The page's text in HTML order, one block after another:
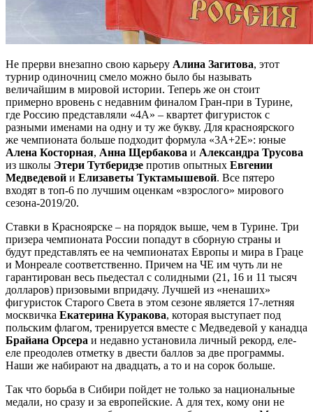
Не прерви внезапно свою карьеру Алина Загитова, этот
турнир одиночниц смело можно было бы называть
величайшим в мировой истории. Теперь же он стоит
примерно вровень с недавним финалом Гран-при в Турине,
где Россию представляли «4А» – квартет фигуристок с
разными именами на одну и ту же букву. Для красноярского
же чемпионата больше подходит формула «3А+2Е»: юные
Алена Косторная, Анна Щербакова и Александра Трусова
из школы Этери Тутберидзе против опытных Евгении
Медведевой и Елизаветы Туктамышевой. Все пятеро
входят в топ-6 по лучшим оценкам «взрослого» мирового
сезона-2019/20.
Ставки в Красноярске – на порядок выше, чем в Турине. Три
призера чемпионата России попадут в сборную страны и
будут представлять ее на чемпионатах Европы и мира в Граце
и Монреале соответственно. Причем на ЧЕ им чуть ли не
гарантирован весь пьедестал с солидными (21, 16 и 11 тысяч
долларов) призовыми впридачу. Лучшей из «ненаших»
фигуристок Старого Света в этом сезоне является 17-летняя
москвичка Екатерина Куракова, которая выступает под
польским флагом, тренируется вместе с Медведевой у канадца
Брайана Орсера и недавно установила личный рекорд, еле-
еле преодолев отметку в двести баллов за две программы.
Наши же набирают на двадцать, а то и на сорок больше.
Так что борьба в Сибири пойдет не только за национальные
медали, но сразу и за европейские. А для тех, кому они не